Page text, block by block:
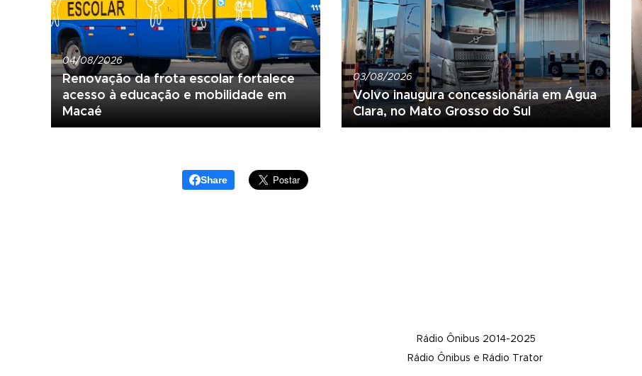
04/08/2026
Renovação da frota escolar fortalece
acesso à educação e mobilidade em
Macaé
03/08/2026
Volvo inaugura concessionária em Água
Clara, no Mato Grosso do Sul
Share
Rádio Ônibus 2014-2025
Rádio Ônibus e Rádio Trator